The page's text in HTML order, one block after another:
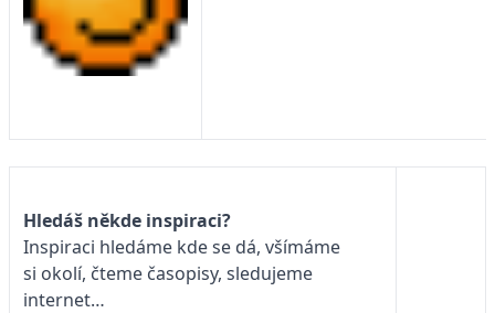
Hledáš někde inspiraci?
Inspiraci hledáme kde se dá, všímáme
si okolí, čteme časopisy, sledujeme
internet…